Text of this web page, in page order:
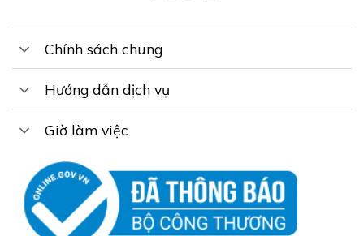
Chính sách chung
Hướng dẫn dịch vụ
Giờ làm việc